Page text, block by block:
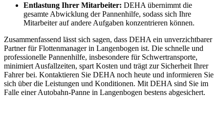
Entlastung Ihrer Mitarbeiter: DEHA übernimmt die
gesamte Abwicklung der Pannenhilfe, sodass sich Ihre
Mitarbeiter auf andere Aufgaben konzentrieren können.
Zusammenfassend lässt sich sagen, dass DEHA ein unverzichtbarer
Partner für Flottenmanager in Langenbogen ist. Die schnelle und
professionelle Pannenhilfe, insbesondere für Schwertransporte,
minimiert Ausfallzeiten, spart Kosten und trägt zur Sicherheit Ihrer
Fahrer bei. Kontaktieren Sie DEHA noch heute und informieren Sie
sich über die Leistungen und Konditionen. Mit DEHA sind Sie im
Falle einer Autobahn-Panne in Langenbogen bestens abgesichert.